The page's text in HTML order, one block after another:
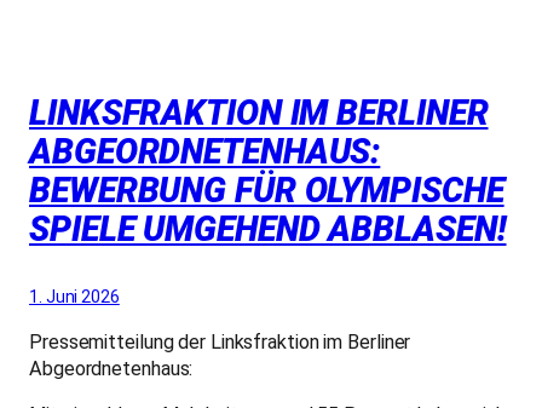
LINKSFRAKTION IM BERLINER
ABGEORDNETENHAUS:
BEWERBUNG FÜR OLYMPISCHE
SPIELE UMGEHEND ABBLASEN!
1. Juni 2026
Pressemitteilung der Linksfraktion im Berliner
Abgeordnetenhaus: